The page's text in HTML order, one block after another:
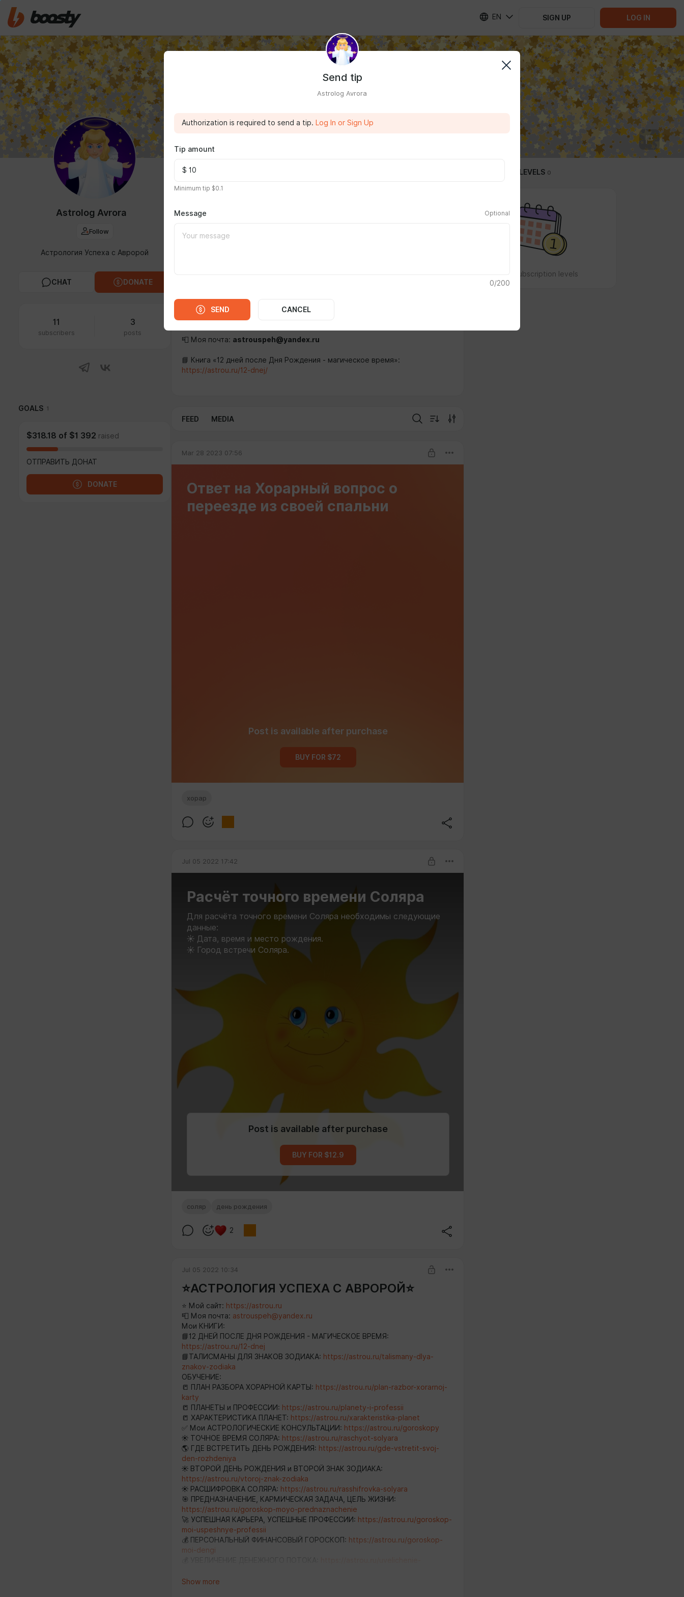
EN SIGN UP LOG IN
Astrolog Avrora
Follow
Астрология Успеха с Авророй
CHAT DONATE
11
subscribers
3
posts
GOALS 1
$318.18 of $1 392 raised
ОТПРАВИТЬ ДОНАТ
DONATE
ABOUT
Звёздный путь к Успеху, Счастью и Процветанию!
Мой сайт:https://astrou.ru
АВРОРА@LunaAvrora
Вконтакте:https://vk.com/astrouspeha
Группа Вконтакте:https://vk.com/astrouspeha8
📮 Моя почта: astrouspeh@yandex.ru
📘 Книга «12 дней после Дня Рождения - магическое время»:
https://astrou.ru/12-dnej/
FEED MEDIA
Mar 28 2023 07:56
Ответ на Хорарный вопрос о
переезде из своей спальни
Post is available after purchase
BUY FOR $72
хорар
Jul 05 2022 17:42
Расчёт точного времени Соляра
Для расчёта точного времени Соляра необходимы следующие
данные:
☀ Дата, время и место рождения.
☀ Город встречи Соляра.
Post is available after purchase
BUY FOR $12.9
соляр день рождения
2
Jul 05 2022 10:34
⭐️АСТРОЛОГИЯ УСПЕХА С АВРОРОЙ⭐️
⭐️ Мой сайт: https://astrou.ru
📮 Моя почта: astrouspeh@yandex.ru
Мои КНИГИ:
📘12 ДНЕЙ ПОСЛЕ ДНЯ РОЖДЕНИЯ - МАГИЧЕСКОЕ ВРЕМЯ:
https://astrou.ru/12-dnej
📘ТАЛИСМАНЫ ДЛЯ ЗНАКОВ ЗОДИАКА: https://astrou.ru/talismany-dlya-
znakov-zodiaka
ОБУЧЕНИЕ:
📒 ПЛАН РАЗБОРА ХОРАРНОЙ КАРТЫ: https://astrou.ru/plan-razbor-xorarnoj-
karty
📒 ПЛАНЕТЫ и ПРОФЕССИИ: https://astrou.ru/planety-i-professii
📒 ХАРАКТЕРИСТИКА ПЛАНЕТ: https://astrou.ru/xarakteristika-planet
✅ Мои АСТРОЛОГИЧЕСКИЕ КОНСУЛЬТАЦИИ: https://astrou.ru/goroskopy
☀️ ТОЧНОЕ ВРЕМЯ СОЛЯРА: https://astrou.ru/raschyot-solyara
🌎 ГДЕ ВСТРЕТИТЬ ДЕНЬ РОЖДЕНИЯ: https://astrou.ru/gde-vstretit-svoj-
den-rozhdeniya
☀️ ВТОРОЙ ДЕНЬ РОЖДЕНИЯ и ВТОРОЙ ЗНАК ЗОДИАКА:
https://astrou.ru/vtoroj-znak-zodiaka
☀️ РАСШИФРОВКА СОЛЯРА: https://astrou.ru/rasshifrovka-solyara
🎯 ПРЕДНАЗНАЧЕНИЕ, КАРМИЧЕСКАЯ ЗАДАЧА, ЦЕЛЬ ЖИЗНИ:
https://astrou.ru/goroskop-moyo-prednaznachenie
🚀 УСПЕШНАЯ КАРЬЕРА, УСПЕШНЫЕ ПРОФЕССИИ: https://astrou.ru/goroskop-
moi-uspeshnye-professii
💰 ПЕРСОНАЛЬНЫЙ ФИНАНСОВЫЙ ГОРОСКОП: https://astrou.ru/goroskop-
moi-dengi
💰 ГДЕ ДЕНЬГИ? ГДЕ МОЖНО ЗАРАБОТАТЬ ДЕНЬГИ? ГДЕ ИСТОЧНИКИ
Show more
SUBSCRIPTION LEVELS 0
No subscription levels
Send tip
Astrolog Avrora
Authorization is required to send a tip. Log In or Sign Up
Tip amount
Minimum tip $0.1
Message Optional
0/200
SEND CANCEL